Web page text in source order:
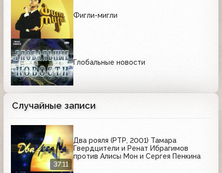
Фигли-мигли
Глобальные новости
Случайные записи
37:11
Два рояля (РТР, 2001) Тамара
Гвердцители и Ренат Ибрагимов
против Алисы Мон и Сергея Пенкина